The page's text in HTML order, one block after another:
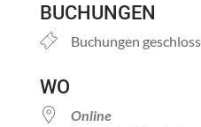
BUCHUNGEN
Buchungen
WO
Online